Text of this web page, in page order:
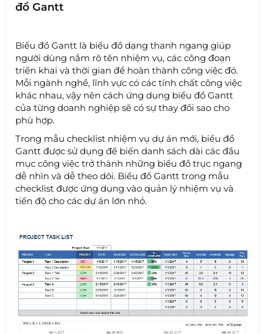
đồ Gantt
Biểu đồ Gantt là biểu đồ dạng thanh ngang giúp
người dùng nắm rõ tên nhiệm vụ, các công đoạn
triển khai và thời gian để hoàn thành công việc đó.
Mỗi ngành nghề, lĩnh vực có các tính chất công việc
khác nhau, vậy nên cách ứng dụng biểu đồ Gantt
của từng doanh nghiệp sẽ có sự thay đổi sao cho
phù hợp.
Trong mẫu checklist nhiệm vụ dự án mới, biểu đồ
Gantt được sử dụng để biến danh sách dài các đầu
mục công việc trở thành những biểu đồ trục ngang
dễ nhìn và dễ theo dõi. Biểu đồ Gantt trong mẫu
checklist được ứng dụng vào quản lý nhiệm vụ và
tiến độ cho các dự án lớn nhỏ.